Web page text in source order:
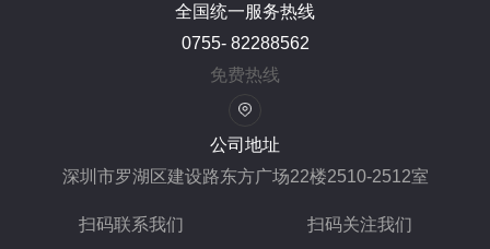
全国统一服务热线
0755- 82288562
免费热线
公司地址
深圳市罗湖区建设路东方广场22楼2510-2512室
扫码联系我们 扫码关注我们